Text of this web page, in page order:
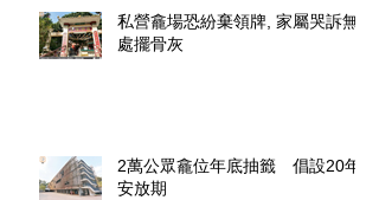
私營龕場恐紛棄領牌, 家屬哭訴無
處擺骨灰
2萬公眾龕位年底抽籤 倡設20年
安放期